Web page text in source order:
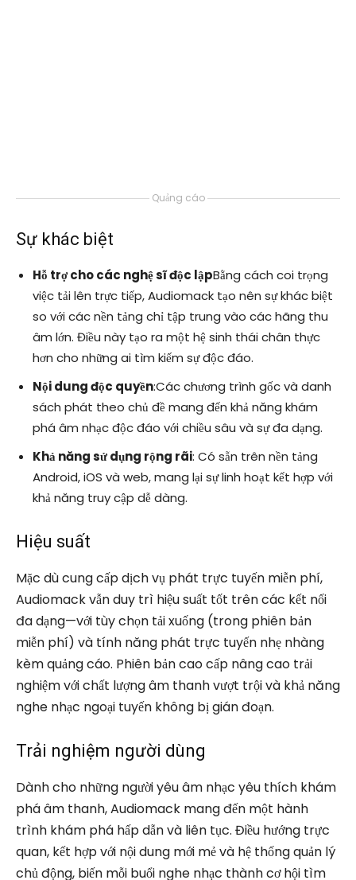
Quảng cáo
Sự khác biệt
Hỗ trợ cho các nghệ sĩ độc lậpBằng cách coi trọng
việc tải lên trực tiếp, Audiomack tạo nên sự khác biệt
so với các nền tảng chỉ tập trung vào các hãng thu
âm lớn. Điều này tạo ra một hệ sinh thái chân thực
hơn cho những ai tìm kiếm sự độc đáo.
Nội dung độc quyền:Các chương trình gốc và danh
sách phát theo chủ đề mang đến khả năng khám
phá âm nhạc độc đáo với chiều sâu và sự đa dạng.
Khả năng sử dụng rộng rãi: Có sẵn trên nền tảng
Android, iOS và web, mang lại sự linh hoạt kết hợp với
khả năng truy cập dễ dàng.
Hiệu suất
Mặc dù cung cấp dịch vụ phát trực tuyến miễn phí,
Audiomack vẫn duy trì hiệu suất tốt trên các kết nối
đa dạng—với tùy chọn tải xuống (trong phiên bản
miễn phí) và tính năng phát trực tuyến nhẹ nhàng
kèm quảng cáo. Phiên bản cao cấp nâng cao trải
nghiệm với chất lượng âm thanh vượt trội và khả năng
nghe nhạc ngoại tuyến không bị gián đoạn.
Trải nghiệm người dùng
Dành cho những người yêu âm nhạc yêu thích khám
phá âm thanh, Audiomack mang đến một hành
trình khám phá hấp dẫn và liên tục. Điều hướng trực
quan, kết hợp với nội dung mới mẻ và hệ thống quản lý
chủ động, biến mỗi buổi nghe nhạc thành cơ hội tìm